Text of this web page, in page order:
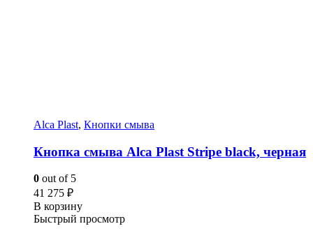
Alca Plast, Кнопки смыва
Кнопка смыва Alca Plast Stripe black, черная
0 out of 5
41 275 ₽
В корзину
Быстрый просмотр